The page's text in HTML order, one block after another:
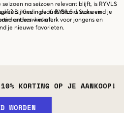
na seizoen relevant blijft, is RYVLS
Kleding van RYVLS is ook een
anders winkelt.
Bij ons in de Kids Brand Store vind je
van het merk voor jongens en
je nieuwe favorieten.
KORTING OP JE AANKOOP!
WORDEN